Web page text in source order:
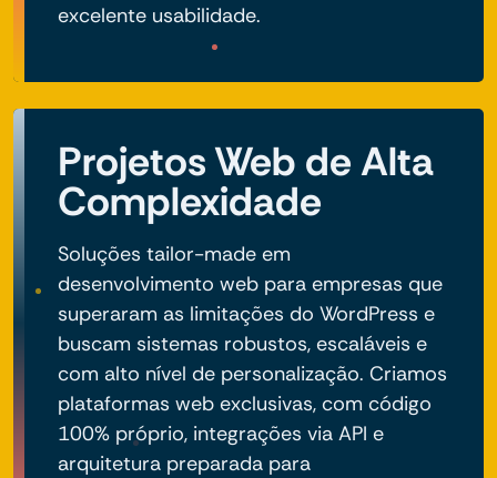
excelente usabilidade.
Projetos Web de Alta
Complexidade
Soluções tailor-made em
desenvolvimento web para empresas que
superaram as limitações do WordPress e
buscam sistemas robustos, escaláveis e
com alto nível de personalização. Criamos
plataformas web exclusivas, com código
100% próprio, integrações via API e
arquitetura preparada para